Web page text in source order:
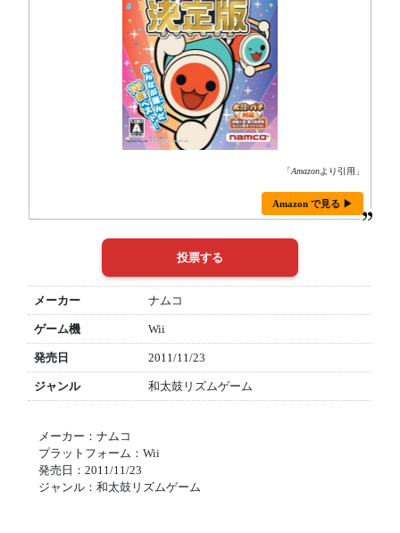
「Amazonより引用」
Amazon で見る ▶
メーカー ナムコ
ゲーム機 Wii
発売日 2011/11/23
ジャンル 和太鼓リズムゲーム
メーカー：ナムコ
プラットフォーム：Wii
発売日：2011/11/23
ジャンル：和太鼓リズムゲーム